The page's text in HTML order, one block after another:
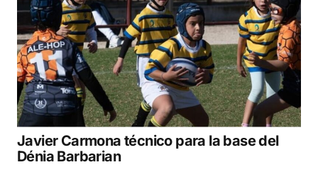
Javier Carmona técnico para la base del
Dénia Barbarian